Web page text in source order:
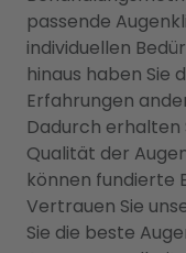
passende
individuellen
hinaus haben Sie
Erfahrungen
Dadurch erhalten
Qualität der
können fundierte
Vertrauen Sie
Sie die beste